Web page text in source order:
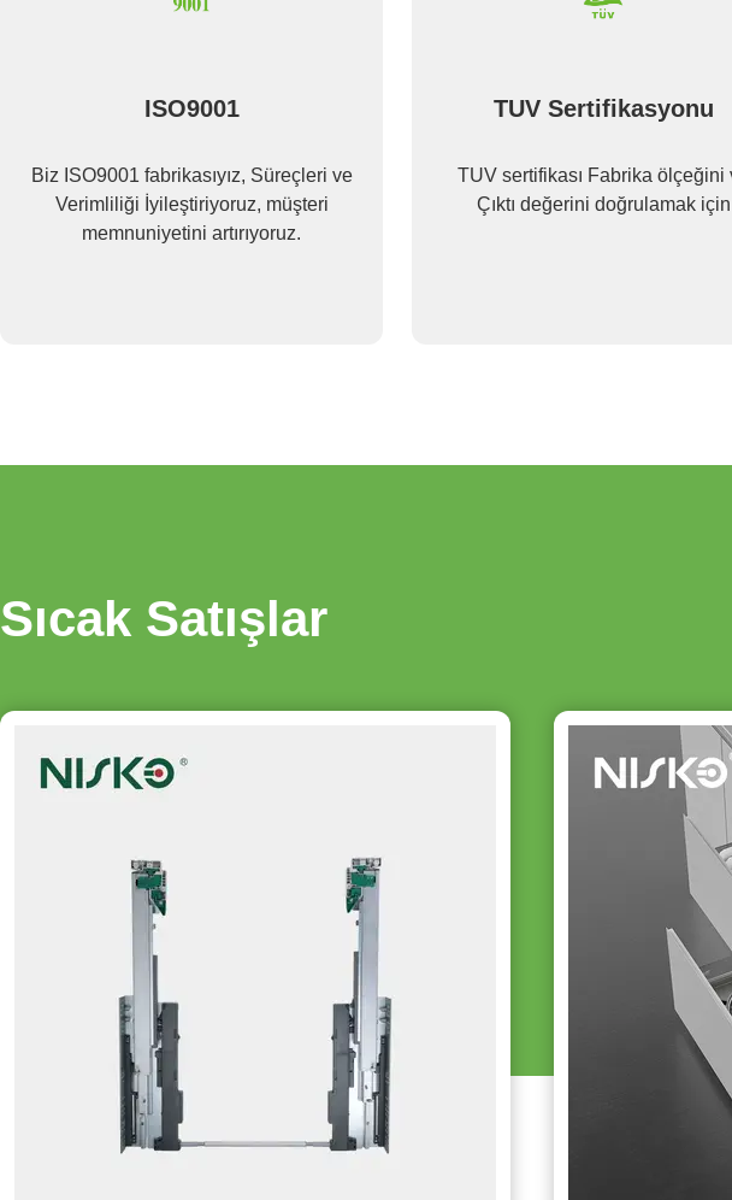
ISO9001
Biz ISO9001 fabrikasıyız, Süreçleri ve
Verimliliği İyileştiriyoruz, müşteri
memnuniyetini artırıyoruz.
TUV Sertifikasyonu
TUV sertifikası Fabrika ölçeğini ve
Çıktı değerini doğrulamak için
Sıcak Satışlar